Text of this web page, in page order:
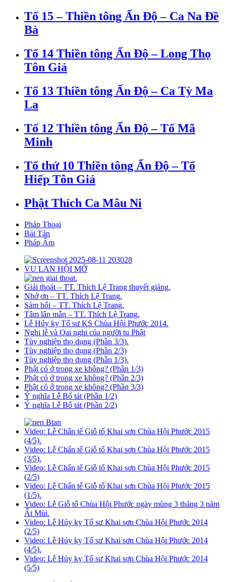
Tổ 15 – Thiền tông Ấn Độ – Ca Na Đề
Bà
Tổ 14 Thiền tông Ấn Độ – Long Thọ
Tôn Giả
Tổ 13 Thiền tông Ấn Độ – Ca Tỳ Ma
La
Tổ 12 Thiền tông Ấn Độ – Tổ Mã
Minh
Tổ thứ 10 Thiền tông Ấn Độ – Tổ
Hiếp Tôn Giả
Phật Thích Ca Mâu Ni
Pháp Thoại
Bái Tán
Pháp Âm
VU LAN HỘI MỞ
Giải thoát – TT. Thích Lệ Trang thuyết giảng.
Nhớ ơn – TT. Thích Lệ Trang.
Sám hối – TT. Thích Lệ Trang.
Tâm lân mẫn – TT. Thích Lệ Trang.
Lễ Húy kỵ Tổ sư KS Chùa Hội Phước 2014.
Nghi lễ và Oai nghi của người tu Phật
Tùy nghiệp thọ dụng (Phần 3/3).
Tùy nghiệp thọ dụng (Phần 2/3)
Tùy nghiệp thọ dụng (Phần 1/3).
Phật có ở trong xe không? (Phần 1/3)
Phật có ở trong xe không? (Phần 2/3)
Phật có ở trong xe không? (Phần 3/3)
Ý nghĩa Lễ Bố tát (Phần 1/2)
Ý nghĩa Lễ Bố tát (Phần 2/2)
Video: Lễ Chẩn tế Giỗ tổ Khai sơn Chùa Hội Phước 2015
(4/5).
Video: Lễ Chẩn tế Giỗ tổ Khai sơn Chùa Hội Phước 2015
(3/5).
Video: Lễ Chẩn tế Giỗ tổ Khai sơn Chùa Hội Phước 2015
(2/5)
Video: Lễ Chẩn tế Giỗ tổ Khai sơn Chùa Hội Phước 2015
(1/5).
Video: Lễ Giỗ tổ Chùa Hội Phước ngày mùng 3 tháng 3 năm
Ất Mùi.
Video: Lễ Húy kỵ Tổ sư Khai sơn Chùa Hội Phước 2014
(2/5)
Video: Lễ Húy kỵ Tổ sư Khai sơn Chùa Hội Phước 2014
(4/5).
Video: Lễ Húy kỵ Tổ sư Khai sơn Chùa Hội Phước 2014
(5/5)